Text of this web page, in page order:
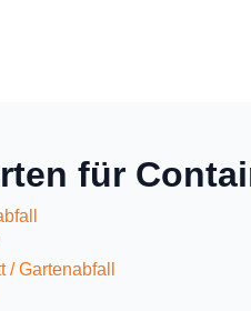
für
/ Gartenabfall